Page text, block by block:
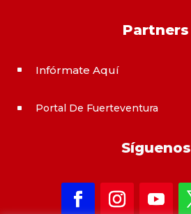
Partners
^ Infórmate Aquí
^ Portal De Fuerteventura
Síguenos